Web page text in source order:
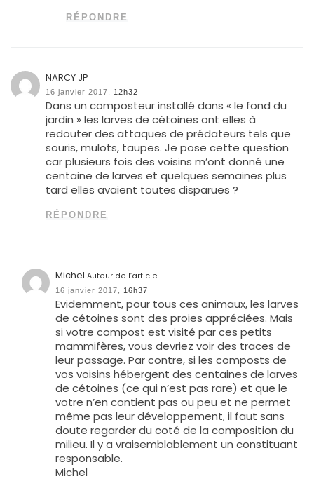
RÉPONDRE
NARCY JP
16 janvier 2017, 12h32
Dans un composteur installé dans « le fond du
jardin » les larves de cétoines ont elles à
redouter des attaques de prédateurs tels que
souris, mulots, taupes. Je pose cette question
car plusieurs fois des voisins m’ont donné une
centaine de larves et quelques semaines plus
tard elles avaient toutes disparues ?
RÉPONDRE
MichelAuteur de l’article
16 janvier 2017, 16h37
Evidemment, pour tous ces animaux, les larves
de cétoines sont des proies appréciées. Mais
si votre compost est visité par ces petits
mammifères, vous devriez voir des traces de
leur passage. Par contre, si les composts de
vos voisins hébergent des centaines de larves
de cétoines (ce qui n’est pas rare) et que le
votre n’en contient pas ou peu et ne permet
même pas leur développement, il faut sans
doute regarder du coté de la composition du
milieu. Il y a vraisemblablement un constituant
responsable.
Michel